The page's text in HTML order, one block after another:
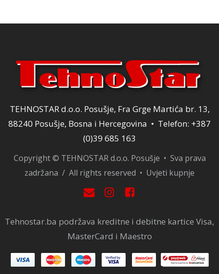
TEHNOSTAR d.o.o. Posušje, Fra Grge Martića br. 13,
88240 Posušje, Bosna i Hercegovina • Telefon: +387
(0)39 685 163
Copyright © TEHNOSTAR d.o.o. Posušje • Sva prava
zadržana / All rights reserved • Uvjeti kupnje
Tehnostar.ba podržava kreditne i debitne kartice Visa,
MasterCard i Maestro